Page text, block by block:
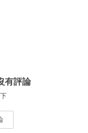
有評論